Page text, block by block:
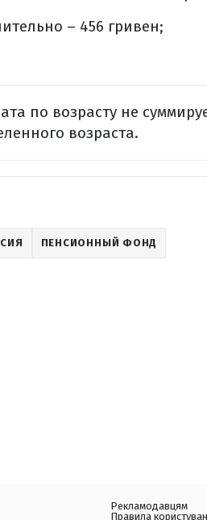
– 456 гривен;
по возрасту не
возраста.
ПЕНСИОННЫЙ ФОНД
Рекламодавцям
Правила